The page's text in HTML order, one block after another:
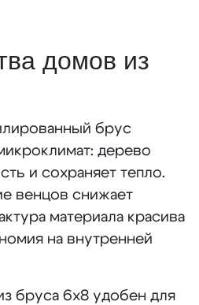
домов из
брус
дерево
и сохраняет тепло.
венцов снижает
материала красива
на внутренней
бруса 6х8 удобен для